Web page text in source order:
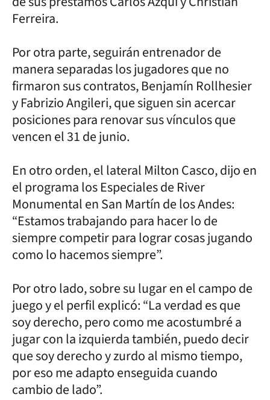
Ferreira.
Por otra parte, seguirán entrenador de
manera separadas los jugadores que no
firmaron sus contratos, Benjamín Rollhesier
y Fabrizio Angileri, que siguen sin acercar
posiciones para renovar sus vínculos que
vencen el 31 de junio.
En otro orden, el lateral Milton Casco, dijo en
el programa los Especiales de River
Monumental en San Martín de los Andes:
“Estamos trabajando para hacer lo de
siempre competir para lograr cosas jugando
como lo hacemos siempre”.
Por otro lado, sobre su lugar en el campo de
juego y el perfil explicó: “La verdad es que
soy derecho, pero como me acostumbré a
jugar con la izquierda también, puedo decir
que soy derecho y zurdo al mismo tiempo,
por eso me adapto enseguida cuando
cambio de lado”.